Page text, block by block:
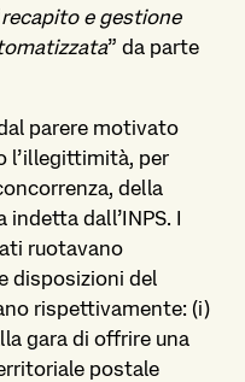
recapito e gestione
” da parte
parere motivato
l’illegittimità, per
della
dall’INPS. I
ruotavano
disposizioni del
rispettivamente: (i)
gara di offrire una
postale